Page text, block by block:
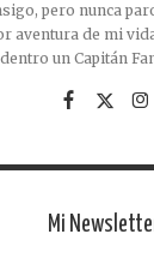
pero nunca
aventura de mi
dentro un Capitán
Mi